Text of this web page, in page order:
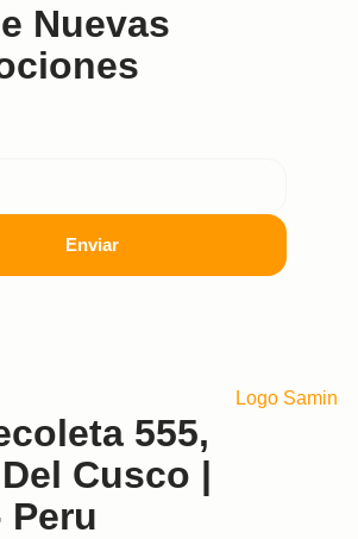
Nuevas
Enviar
555,
Cusco |
Peru